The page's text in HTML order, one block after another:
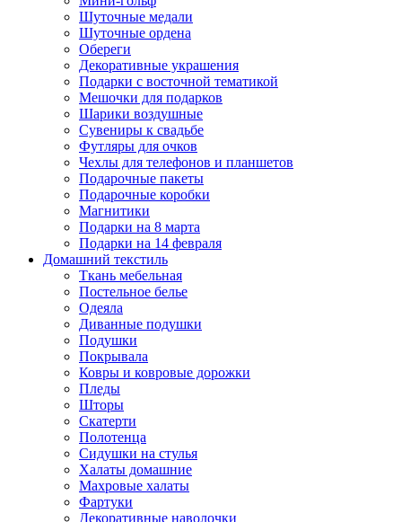
Шуточные медали
Шуточные ордена
Обереги
Декоративные украшения
Подарки с восточной тематикой
Мешочки для подарков
Шарики воздушные
Сувениры к свадьбе
Футляры для очков
Чехлы для телефонов и планшетов
Подарочные пакеты
Подарочные коробки
Магнитики
Подарки на 8 марта
Подарки на 14 февраля
Домашний текстиль
Ткань мебельная
Постельное белье
Одеяла
Диванные подушки
Подушки
Покрывала
Ковры и ковровые дорожки
Пледы
Шторы
Скатерти
Полотенца
Сидушки на стулья
Халаты домашние
Махровые халаты
Фартуки
Декоративные наволочки